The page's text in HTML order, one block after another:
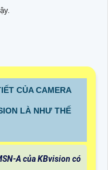
CỦA CAMERA
LÀ NHƯ THẾ
A của KBvision có